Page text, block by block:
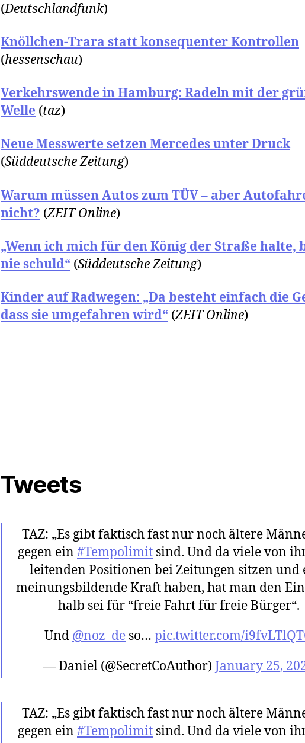
(Deutschlandfunk)
Knöllchen-Trara statt konsequenter Kontrollen
(hessenschau)
Verkehrswende in Hamburg: Radeln mit der
Welle (taz)
Neue Messwerte setzen Mercedes unter Druck
(Süddeutsche Zeitung)
Warum müssen Autos zum TÜV – aber
nicht? (ZEIT Online)
„Wenn ich mich für den König der Straße halte,
nie schuld“ (Süddeutsche Zeitung)
Kinder auf Radwegen: „Da besteht einfach die
dass sie umgefahren wird“ (ZEIT Online)
Tweets
TAZ: „Es gibt faktisch fast nur noch ältere
gegen ein #Tempolimit sind. Und da viele von
leitenden Positionen bei Zeitungen sitzen und
meinungsbildende Kraft haben, hat man den
halb sei für “freie Fahrt für freie Bürger“.
Und @noz_de so… pic.twitter.com/
— Daniel (@SecretCoAuthor) January 25,
TAZ: „Es gibt faktisch fast nur noch ältere
gegen ein #Tempolimit sind. Und da viele von